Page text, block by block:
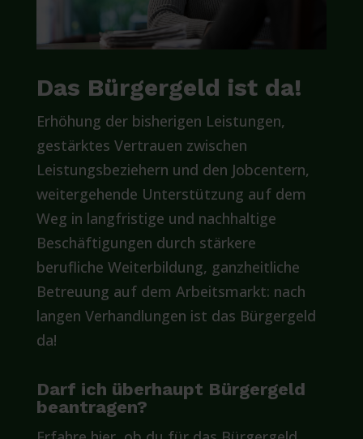
Das Bürgergeld ist da!
Erhöhung der bisherigen Leistungen,
gestärktes Vertrauen zwischen
Leistungsbeziehern und den Jobcentern,
weitergehende Unterstützung auf dem
Weg in langfristige und nachhaltige
Beschäftigungen durch stärkere
berufliche Weiterbildung, ganzheitliche
Betreuung auf dem Arbeitsmarkt: nach
langen Verhandlungen ist das Bürgergeld
da!
Darf ich überhaupt Bürgergeld
beantragen?